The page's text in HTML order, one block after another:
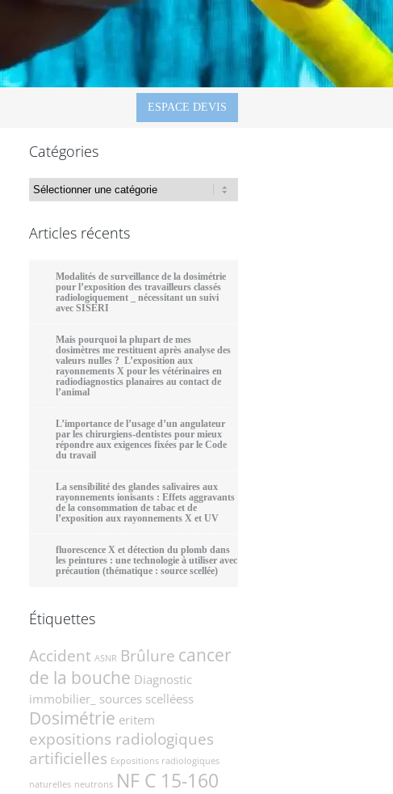
ESPACE DEVIS
Catégories
Catégories
Articles récents
Modalités de surveillance de la dosimétrie
pour l’exposition des travailleurs classés
radiologiquement _ nécessitant un suivi
avec SISERI
Mais pourquoi la plupart de mes
dosimètres me restituent après analyse des
valeurs nulles ? L’exposition aux
rayonnements X pour les vétérinaires en
radiodiagnostics planaires au contact de
l’animal
L’importance de l’usage d’un angulateur
par les chirurgiens-dentistes pour mieux
répondre aux exigences fixées par le Code
du travail
La sensibilité des glandes salivaires aux
rayonnements ionisants : Effets aggravants
de la consommation de tabac et de
l’exposition aux rayonnements X et UV
fluorescence X et détection du plomb dans
les peintures : une technologie à utiliser avec
précaution (thématique : source scellée)
Étiquettes
Accident ASNR Brûlure cancer
de la bouche Diagnostic
immobilier_ sources scelléess
Dosimétrie eritem
expositions radiologiques
artificielles Expositions radiologiques
naturelles neutrons NF C 15-160